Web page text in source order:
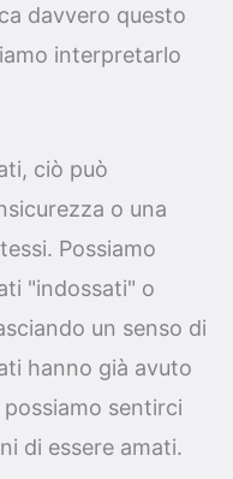
davvero questo
interpretarlo
ciò può
o una
Possiamo
"indossati" o
un senso di
hanno già avuto
sentirci
di essere amati.